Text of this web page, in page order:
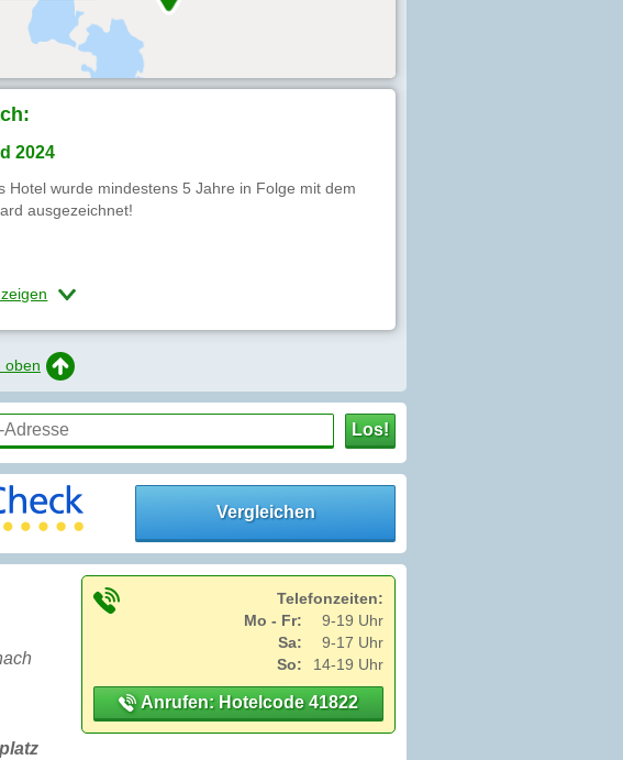
2024
Hotel wurde mindestens 5 Jahre in Folge mit dem
ausgezeichnet!
oben
Los!
Vergleichen
Telefonzeiten:
Mo - Fr:
9-19 Uhr
Sa:
9-17 Uhr
So:
14-19 Uhr
Anrufen: Hotelcode 41822